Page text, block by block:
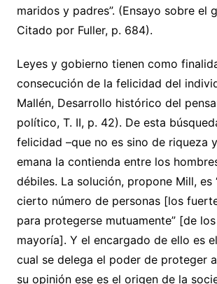
maridos y padres”. (Ensayo sobre el
Citado por Fuller, p. 684).
Leyes y gobierno tienen como
consecución de la felicidad del
Mallén, Desarrollo histórico del
político, T. II, p. 42). De esta
felicidad –que no es sino de riqueza
emana la contienda entre los
débiles. La solución, propone Mill, es
cierto número de personas [los
para protegerse mutuamente” [de
mayoría]. Y el encargado de ello es
cual se delega el poder de proteger
su opinión ese es el origen de la